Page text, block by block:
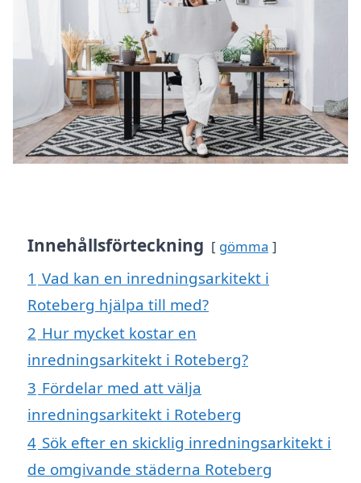
Innehållsförteckning gömma
1 Vad kan en inredningsarkitekt i
Roteberg hjälpa till med?
2 Hur mycket kostar en
inredningsarkitekt i Roteberg?
3 Fördelar med att välja
inredningsarkitekt i Roteberg
4 Sök efter en skicklig inredningsarkitekt i
de omgivande städerna Roteberg